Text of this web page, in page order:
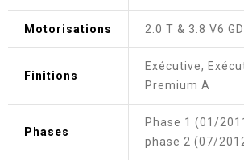
Motorisations 2.0 T & 3.8 V6
Finitions
Exécutive,
Premium A
Phases
Phase 1 (01/
phase 2 (07/